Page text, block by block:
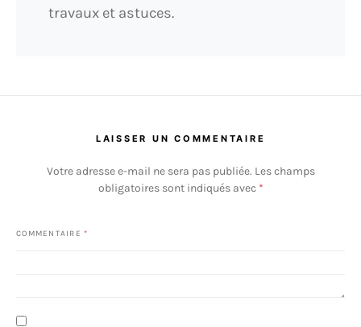
travaux et astuces.
LAISSER UN COMMENTAIRE
Votre adresse e-mail ne sera pas publiée. Les champs
obligatoires sont indiqués avec *
COMMENTAIRE *